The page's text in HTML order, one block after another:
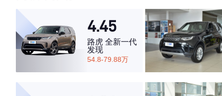
4.45
路虎 全新一代
发现
54.8-79.88万